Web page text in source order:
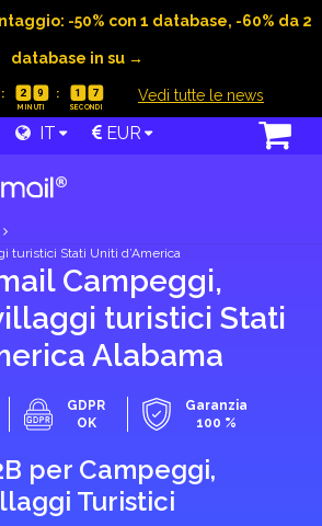
-50% con 1 database, -60% da 2
database in su →
2 9 1 6 Vedi tutte le news
IT EUR
turistici Stati Uniti d’America
Campeggi,
turistici Stati
Alabama
GDPR
OK
Garanzia
100 %
per Campeggi,
Turistici